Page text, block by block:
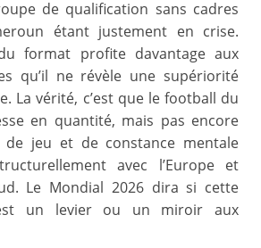
de qualification sans cadres
étant justement en crise.
du format profite davantage aux
qu’il ne révèle une supériorité
La vérité, c’est que le football du
en quantité, mais pas encore
de jeu et de constance mentale
avec l’Europe et
Le Mondial 2026 dira si cette
un levier ou un miroir aux